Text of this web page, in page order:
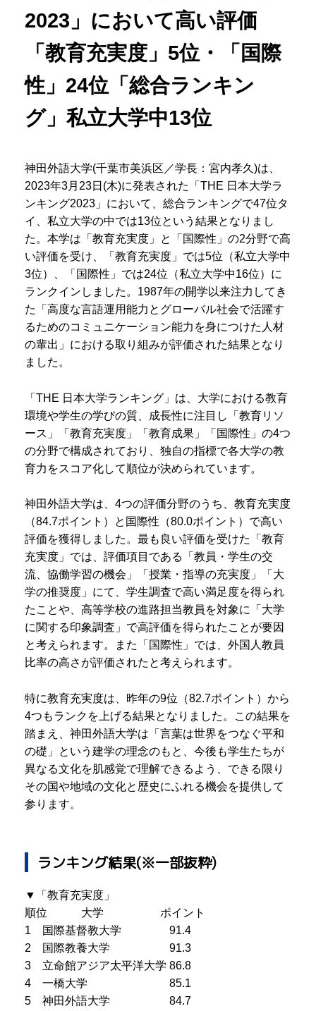
2023」において高い評価
「教育充実度」5位・「国際
性」24位「総合ランキン
グ」私立大学中13位
神田外語大学(千葉市美浜区／学長：宮内孝久)は、
2023年3月23日(木)に発表された「THE 日本大学ラ
ンキング2023」において、総合ランキングで47位タ
イ、私立大学の中では13位という結果となりまし
た。本学は「教育充実度」と「国際性」の2分野で高
い評価を受け、「教育充実度」では5位（私立大学中
3位）、「国際性」では24位（私立大学中16位）に
ランクインしました。1987年の開学以来注力してき
た「高度な言語運用能力とグローバル社会で活躍す
るためのコミュニケーション能力を身につけた人材
の輩出」における取り組みが評価された結果となり
ました。
「THE 日本大学ランキング」は、大学における教育
環境や学生の学びの質、成長性に注目し「教育リソ
ース」「教育充実度」「教育成果」「国際性」の4つ
の分野で構成されており、独自の指標で各大学の教
育力をスコア化して順位が決められています。
神田外語大学は、4つの評価分野のうち、教育充実度
（84.7ポイント）と国際性（80.0ポイント）で高い
評価を獲得しました。最も良い評価を受けた「教育
充実度」では、評価項目である「教員・学生の交
流、協働学習の機会」「授業・指導の充実度」「大
学の推奨度」にて、学生調査で高い満足度を得られ
たことや、高等学校の進路担当教員を対象に「大学
に関する印象調査」で高評価を得られたことが要因
と考えられます。
また「国際性」では、外国人教員
比率の高さが評価されたと考えられます。
特に教育充実度は、昨年の9位（82.7ポイント）から
4つもランクを上げる結果となりました。この結果を
踏まえ、神田外語大学は「言葉は世界をつなぐ平和
の礎」という建学の理念のもと、今後も学生たちが
異なる文化を肌感覚で理解できるよう、できる限り
その国や地域の文化と歴史にふれる機会を提供して
参ります。
ランキング結果(※一部抜粋)
▼「教育充実度」
順位 大学 ポイント
1 国際基督教大学 91.4
2 国際教養大学 91.3
3 立命館アジア太平洋大学 86.8
4 一橋大学 85.1
5 神田外語大学 84.7